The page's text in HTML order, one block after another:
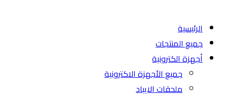
الرئيسية
جميع المنتجات
أجهزة الكترونية
جميع الأجهزة الاكترونية
ملحقات الايباد